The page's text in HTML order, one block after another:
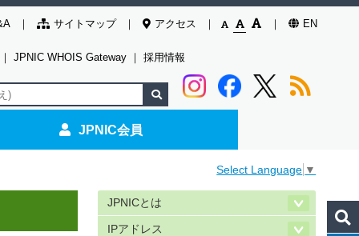
サイトマップ アクセス EN
｜ JPNIC WHOIS Gateway ｜ 採用情報
JPNIC会員
Select Language ▼
JPNICとは
IPアドレス